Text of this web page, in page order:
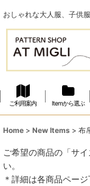
おしゃれな大人服、子供
ご利用案内 Itemから選ぶ
Home > New Items > 布
ご希望の商品の「サ
い。
＊詳細は各商品ペー